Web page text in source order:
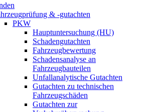
& -gutachten
PKW
Hauptuntersuchung (HU)
Schadengutachten
Fahrzeugbewertung
Schadensanalyse an
Fahrzeugbauteilen
Unfallanalytische Gutachten
Gutachten zu technischen
Fahrzeugschäden
Gutachten zur